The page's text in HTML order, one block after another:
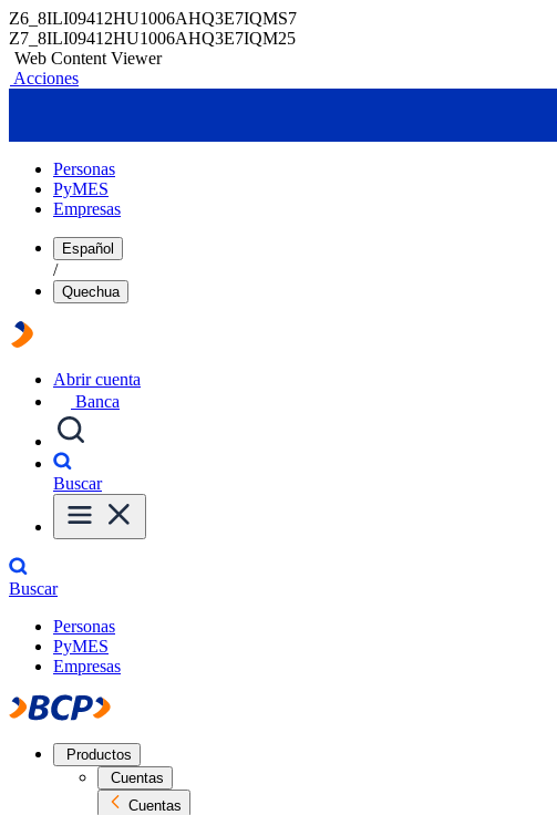
Z6_8ILI09412HU1006AHQ3E7IQMS7
Z7_8ILI09412HU1006AHQ3E7IQM25
Web Content Viewer
Acciones
Personas
PyMES
Empresas
Español
/
Quechua
Abrir cuenta
Banca
Buscar
Buscar
Personas
PyMES
Empresas
Productos
Cuentas
Cuentas